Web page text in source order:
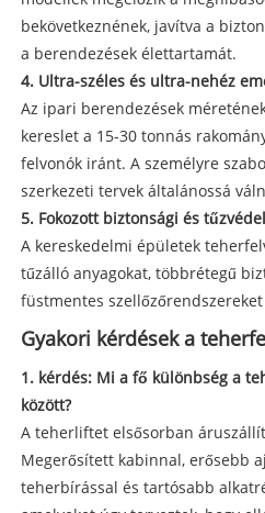
bekövetkeznének, javítva a
a berendezések élettartamát.
4. Ultra-széles és ultra-nehéz
Az ipari berendezések
kereslet a 15-30 tonnás
felvonók iránt. A személyre
szerkezeti tervek általánossá
5. Fokozott biztonsági és
A kereskedelmi épületek
tűzálló anyagokat, többrétegű
füstmentes
Gyakori kérdések a
1. kérdés: Mi a fő különbség a
között?
A teherliftet elsősorban
Megerősített kabinnal, erősebb
teherbírással és tartósabb